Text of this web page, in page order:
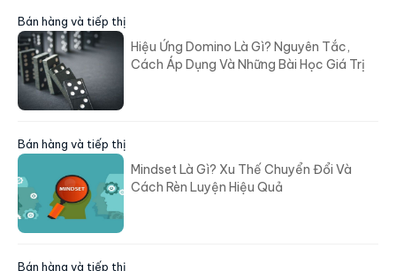
Bán hàng và tiếp thị
Hiệu Ứng Domino Là Gì? Nguyên Tắc,
Cách Áp Dụng Và Những Bài Học Giá Trị
Bán hàng và tiếp thị
Mindset Là Gì? Xu Thế Chuyển Đổi Và
Cách Rèn Luyện Hiệu Quả
Bán hàng và tiếp thị